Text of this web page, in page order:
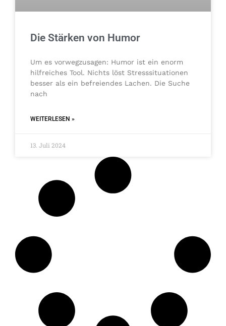
Die Stärken von Humor
Um es vorwegzusagen: Humor ist ein enorm
hilfreiches Tool. Nichts löst Stresssituationen
besser als ein befreiendes Lachen. Die Suche
nach
WEITERLESEN »
13. Juli 2024